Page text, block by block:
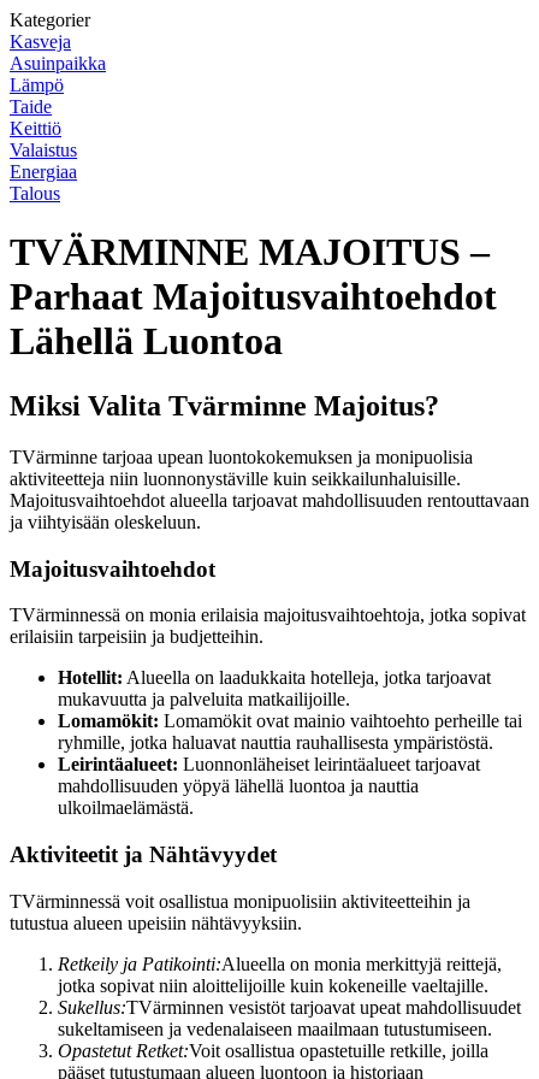
Kategorier
Kasveja
Asuinpaikka
Lämpö
Taide
Keittiö
Valaistus
Energiaa
Talous
TVÄRMINNE MAJOITUS –
Parhaat Majoitusvaihtoehdot
Lähellä Luontoa
Miksi Valita Tvärminne Majoitus?
TVärminne tarjoaa upean luontokokemuksen ja monipuolisia
aktiviteetteja niin luonnonystäville kuin seikkailunhaluisille.
Majoitusvaihtoehdot alueella tarjoavat mahdollisuuden rentouttavaan
ja viihtyisään oleskeluun.
Majoitusvaihtoehdot
TVärminnessä on monia erilaisia majoitusvaihtoehtoja, jotka sopivat
erilaisiin tarpeisiin ja budjetteihin.
Hotellit: Alueella on laadukkaita hotelleja, jotka tarjoavat
mukavuutta ja palveluita matkailijoille.
Lomamökit: Lomamökit ovat mainio vaihtoehto perheille tai
ryhmille, jotka haluavat nauttia rauhallisesta ympäristöstä.
Leirintäalueet: Luonnonläheiset leirintäalueet tarjoavat
mahdollisuuden yöpyä lähellä luontoa ja nauttia
ulkoilmaelämästä.
Aktiviteetit ja Nähtävyydet
TVärminnessä voit osallistua monipuolisiin aktiviteetteihin ja
tutustua alueen upeisiin nähtävyyksiin.
Retkeily ja Patikointi:Alueella on monia merkittyjä reittejä,
jotka sopivat niin aloittelijoille kuin kokeneille vaeltajille.
Sukellus:TVärminnen vesistöt tarjoavat upeat mahdollisuudet
sukeltamiseen ja vedenalaiseen maailmaan tutustumiseen.
Opastetut Retket:Voit osallistua opastetuille retkille, joilla
pääset tutustumaan alueen luontoon ja historiaan